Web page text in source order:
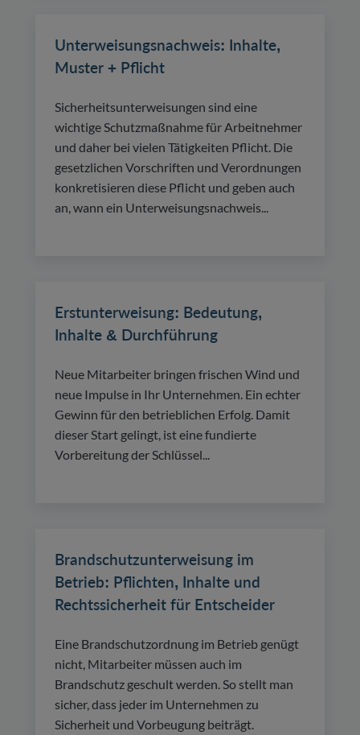
Unterweisungsnachweis: Inhalte,
Muster + Pflicht
Sicherheitsunterweisungen sind eine
wichtige Schutzmaßnahme für Arbeitnehmer
und daher bei vielen Tätigkeiten Pflicht. Die
gesetzlichen Vorschriften und Verordnungen
konkretisieren diese Pflicht und geben auch
an, wann ein Unterweisungsnachweis...
Erstunterweisung: Bedeutung,
Inhalte & Durchführung
Neue Mitarbeiter bringen frischen Wind und
neue Impulse in Ihr Unternehmen. Ein echter
Gewinn für den betrieblichen Erfolg. Damit
dieser Start gelingt, ist eine fundierte
Vorbereitung der Schlüssel...
Brandschutzunterweisung im
Betrieb: Pflichten, Inhalte und
Rechtssicherheit für Entscheider
Eine Brandschutzordnung im Betrieb genügt
nicht, Mitarbeiter müssen auch im
Brandschutz geschult werden. So stellt man
sicher, dass jeder im Unternehmen zu
Sicherheit und Vorbeugung beiträgt.